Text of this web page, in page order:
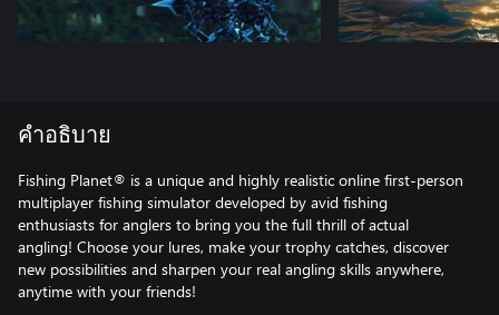
คำอธิบาย
Fishing Planet® is a unique and highly realistic online first-person
multiplayer fishing simulator developed by avid fishing
enthusiasts for anglers to bring you the full thrill of actual
angling! Choose your lures, make your trophy catches, discover
new possibilities and sharpen your real angling skills anywhere,
anytime with your friends!